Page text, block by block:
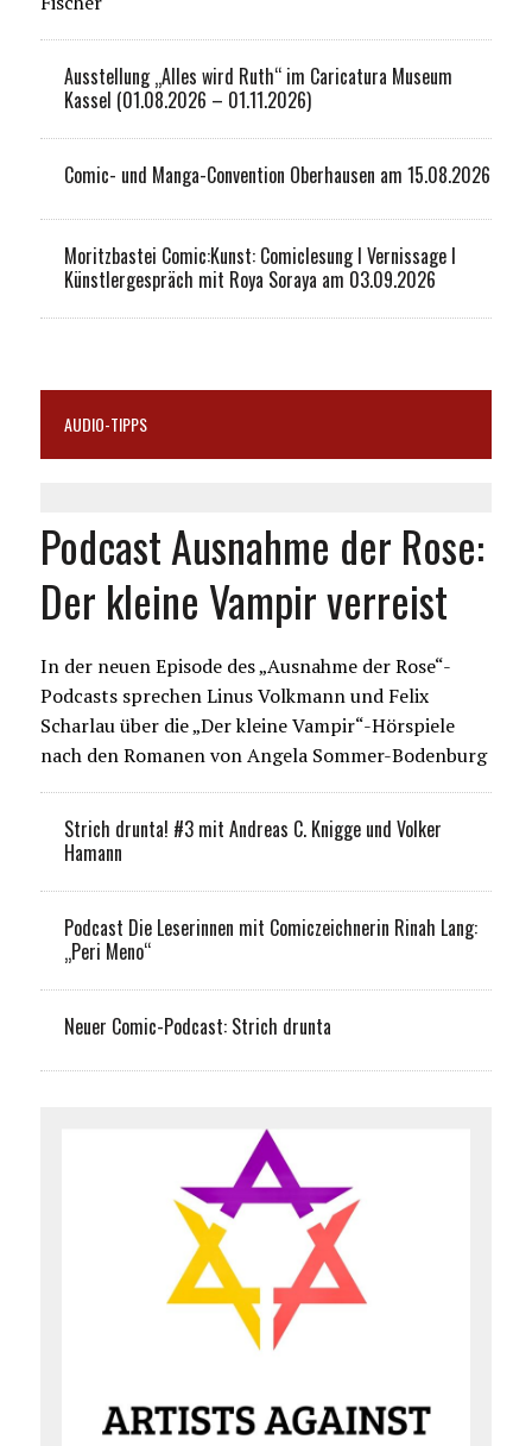
Ausstellung „Alles wird Ruth“ im Caricatura Museum
Kassel (01.08.2026 – 01.11.2026)
Comic- und Manga-Convention Oberhausen am 15.08.2026
Moritzbastei Comic:Kunst: Comiclesung I Vernissage I
Künstlergespräch mit Roya Soraya am 03.09.2026
AUDIO-TIPPS
Podcast Ausnahme der Rose:
Der kleine Vampir verreist
In der neuen Episode des „Ausnahme der Rose“-
Podcasts sprechen Linus Volkmann und Felix
Scharlau über die „Der kleine Vampir“-Hörspiele
nach den Romanen von Angela Sommer-Bodenburg
Strich drunta! #3 mit Andreas C. Knigge und Volker
Hamann
Podcast Die Leserinnen mit Comiczeichnerin Rinah Lang:
„Peri Meno“
Neuer Comic-Podcast: Strich drunta